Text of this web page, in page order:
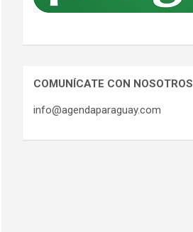
COMUNÍCATE CON NOSOTROS
info@agendaparaguay.com